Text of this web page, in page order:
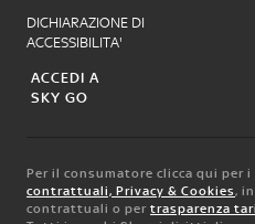
DICHIARAZIONE DI
ACCESSIBILITA'
ACCEDI A
SKY GO
Per il consumatore clicca qui per i
contrattuali, Privacy & Cookies,
contrattuali o per trasparenza